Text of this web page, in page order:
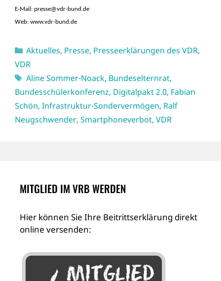
E-Mail: presse@vdr-bund.de
Web: www.vdr-bund.de
Kategorien
Aktuelles, Presse, Presseerklärungen des VDR,
VDR
Schlagwörter
Aline Sommer-Noack, Bundeselternrat,
Bundesschülerkonferenz, Digitalpakt 2.0, Fabian
Schön, Infrastruktur-Sondervermögen, Ralf
Neugschwender, Smartphoneverbot, VDR
MITGLIED IM VRB WERDEN
Hier können Sie Ihre Beitrittserklärung direkt
online versenden: